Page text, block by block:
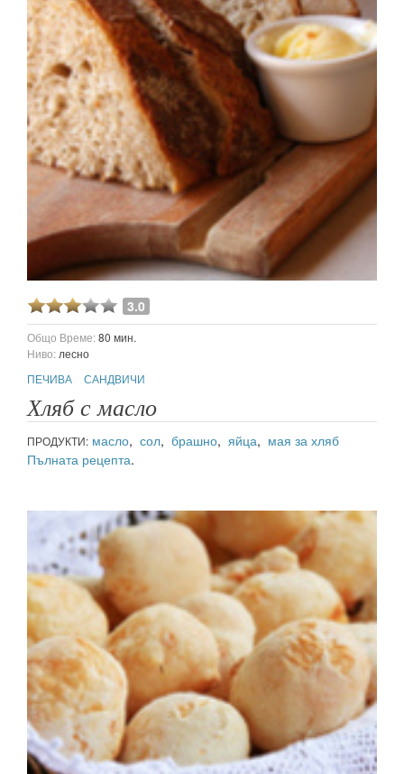
3.0
Общо Време:80 мин.
Ниво: лесно
ПЕЧИВА
САНДВИЧИ
Хляб с масло
ПРОДУКТИ: масло, сол, брашно, яйца, мая за хляб
Пълната рецепта.